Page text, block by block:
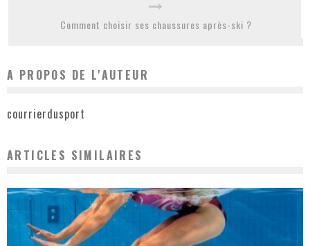
Comment choisir ses chaussures après-ski ?
A PROPOS DE L'AUTEUR
courrierdusport
ARTICLES SIMILAIRES